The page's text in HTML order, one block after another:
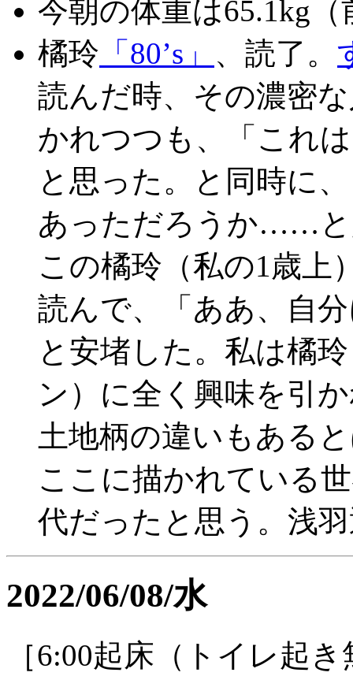
今朝の体重は65.1kg（
橘玲 「80’s」 、読了。
読んだ時、その濃密
かれつつも、「これ
と思った。と同時に
あっただろうか……と
この橘玲（私の1歳上
読んで、「ああ、自
と安堵した。私は橘
ン）に全く興味を引
土地柄の違いもある
ここに描かれている
代だったと思う。浅
2022/06/08/水
［6:00起床（トイレ起